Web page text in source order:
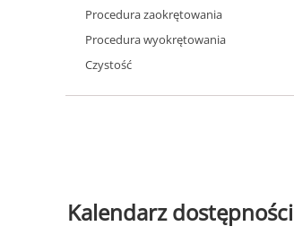
Procedura zaokrętowania
Procedura wyokrętowania
Czystość
Kalendarz dostępności